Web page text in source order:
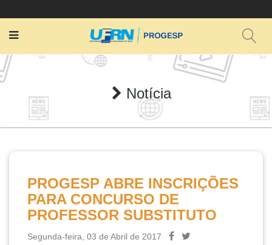
Notícia
PROGESP ABRE INSCRIÇÕES
PARA CONCURSO DE
PROFESSOR SUBSTITUTO
Segunda-feira, 03 de Abril de 2017